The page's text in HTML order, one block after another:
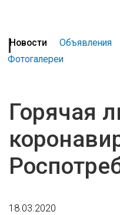
Новости Объявления
Фотогалереи
Горячая
18.03.2020